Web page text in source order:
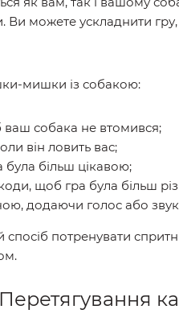
Ви можете ускладнити
мишки із собакою:
ваш собака не втомився;
він ловить вас;
більш цікавою;
щоб гра була більш
додаючи голос або
потренувати
Перетягування